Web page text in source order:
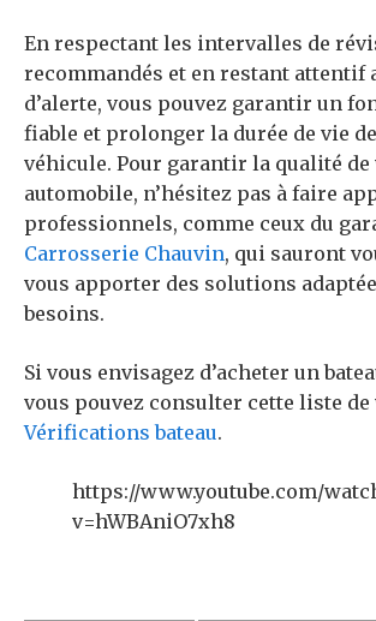
En respectant les intervalles de
recommandés et en restant attentif
d’alerte, vous pouvez garantir un
fiable et prolonger la durée de vie
véhicule. Pour garantir la qualité de
automobile, n’hésitez pas à faire
professionnels, comme ceux du
Carrosserie Chauvin, qui sauront
vous apporter des solutions
besoins.
Si vous envisagez d’acheter un
vous pouvez consulter cette liste
Vérifications bateau.
https://www.youtube.com/
v=hWBAniO7xh8